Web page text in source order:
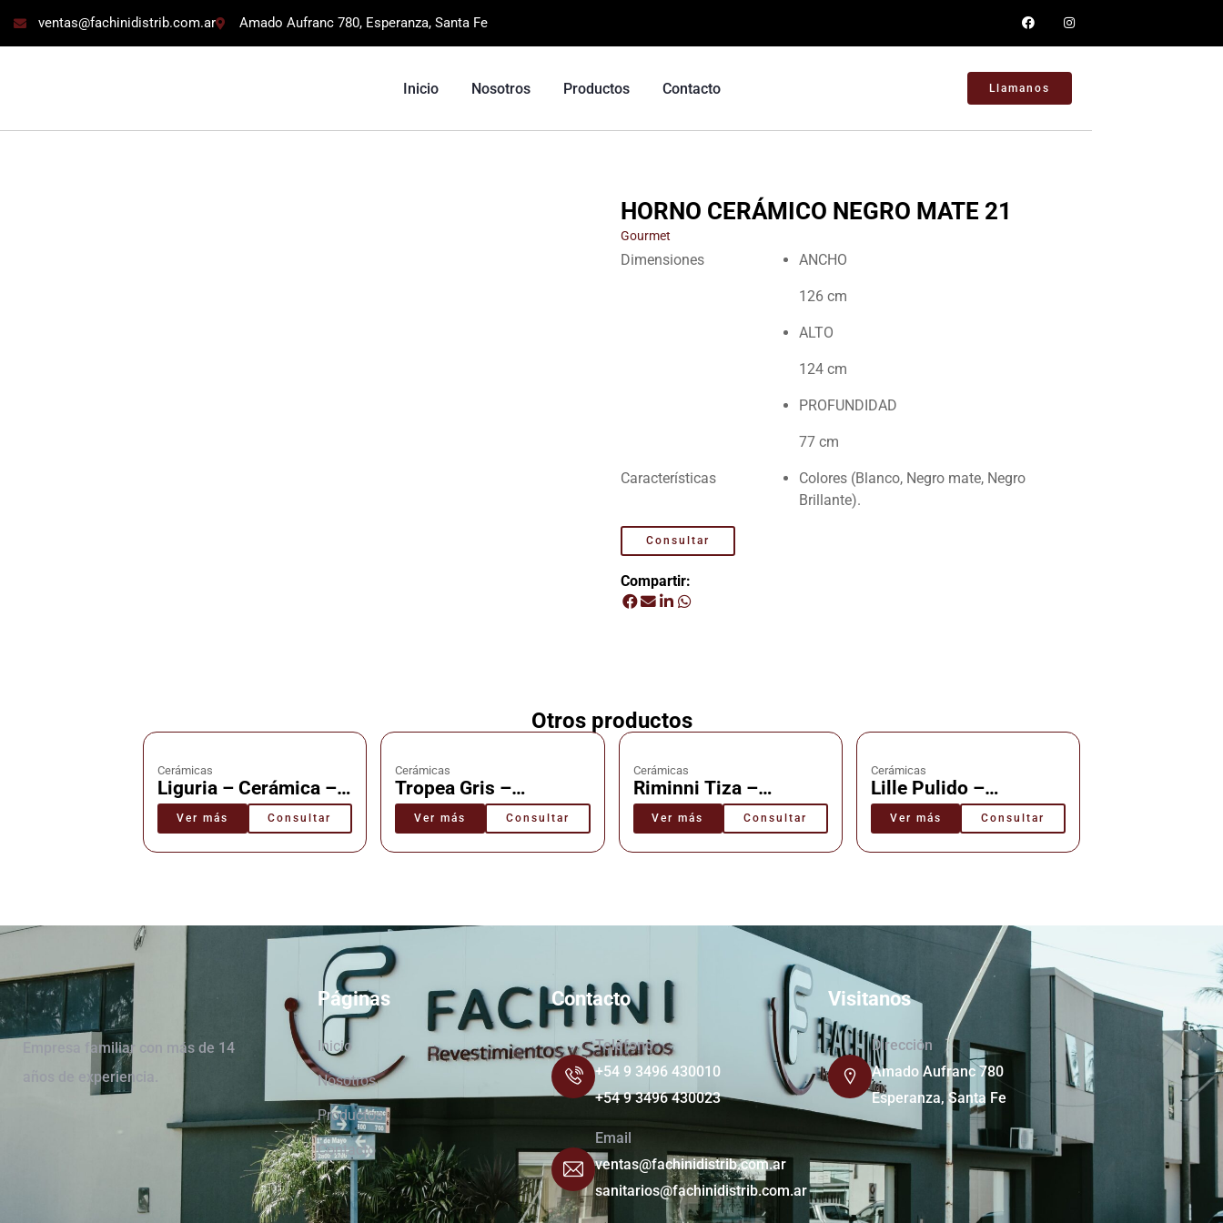
ventas@fachinidistrib.com.ar Amado Aufranc 780, Esperanza, Santa Fe
Inicio Nosotros Productos Contacto Llamanos
HORNO CERÁMICO NEGRO MATE 21
Gourmet
Dimensiones ANCHO
126 cm
ALTO
124 cm
PROFUNDIDAD
77 cm
Características
Colores (Blanco, Negro mate, Negro
Brillante).
Consultar
Compartir:
Otros productos
Cerámicas
Liguria – Cerámica –
Cañuelas
Ver más Consultar
Cerámicas
Tropea Gris –
Cerámica – Cañuelas
Ver más Consultar
Cerámicas
Riminni Tiza –
Cerámica – Cañuelas
Ver más Consultar
Cerámicas
Lille Pulido –
Cerámica – Cañuelas
Ver más Consultar
Empresa familiar con más de 14
años de experiencia.
Páginas
Inicio
Nosotros
Productos
Contacto
Contacto
Teléfono
+54 9 3496 430010
+54 9 3496 430023
Email
ventas@fachinidistrib.com.ar
sanitarios@fachinidistrib.com.ar
Visitanos
Dirección
Amado Aufranc 780
Esperanza, Santa Fe